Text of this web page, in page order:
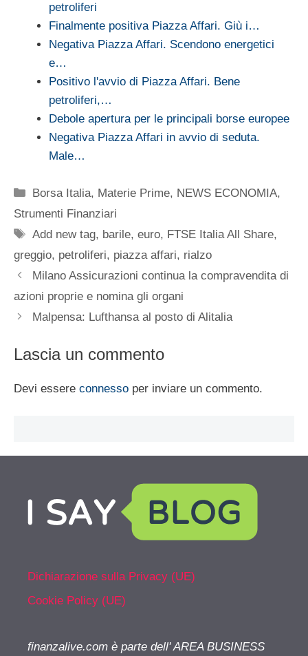
petroliferi
Finalmente positiva Piazza Affari. Giù i…
Negativa Piazza Affari. Scendono energetici
e…
Positivo l'avvio di Piazza Affari. Bene
petroliferi,…
Debole apertura per le principali borse europee
Negativa Piazza Affari in avvio di seduta.
Male…
Categorie
Borsa Italia, Materie Prime, NEWS ECONOMIA,
Strumenti Finanziari
Tag
Add new tag, barile,euro, FTSE Italia All Share,
greggio, petroliferi, piazza affari, rialzo
Milano Assicurazioni continua la compravendita di
azioni proprie e nomina gli organi
Malpensa: Lufthansa al posto di Alitalia
Lascia un commento
Devi essere connesso per inviare un commento.
Dichiarazione sulla Privacy (UE)
Cookie Policy (UE)
finanzalive.com è parte dell' AREA BUSINESS